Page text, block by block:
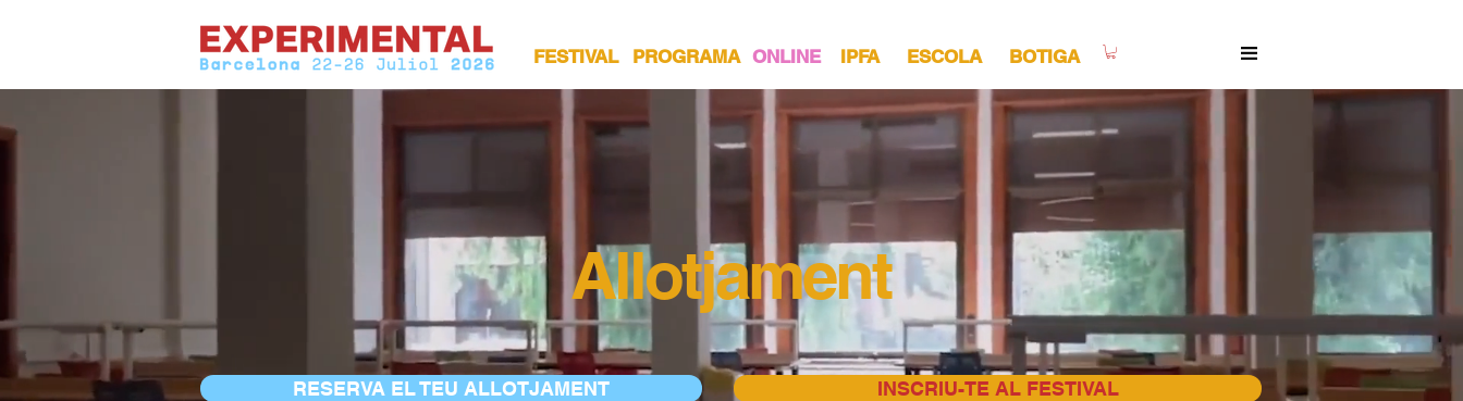
FESTIVAL PROGRAMA ESCOLA
IPFA
ONLINE BOTIGA
Allotjament
RESERVA EL TEU ALLOTJAMENT INSCRIU-TE AL FESTIVAL